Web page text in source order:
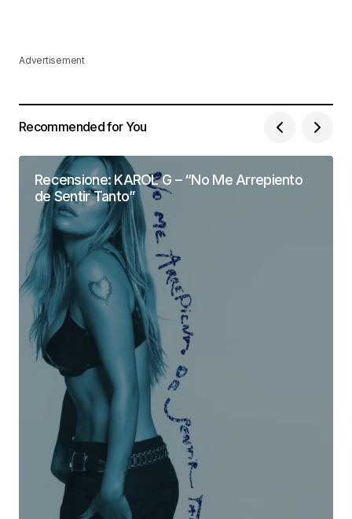
Advertisement
Recommended for You
Recensione: KAROL G – “No Me Arrepiento
de Sentir Tanto”